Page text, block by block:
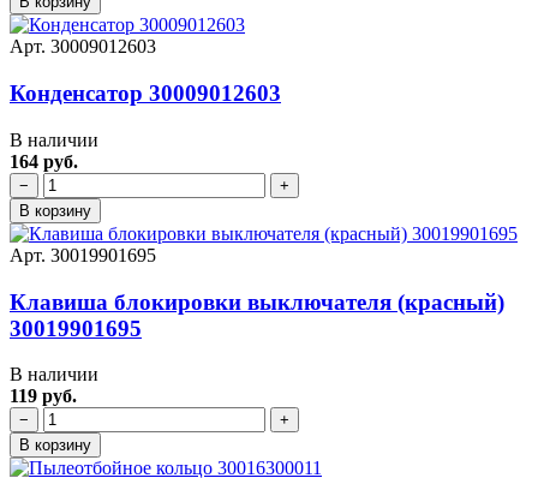
Арт. 30009012603
Конденсатор 30009012603
В наличии
164 руб.
−
+
В корзину
Арт. 30019901695
Клавиша блокировки выключателя (красный)
30019901695
В наличии
119 руб.
−
+
В корзину